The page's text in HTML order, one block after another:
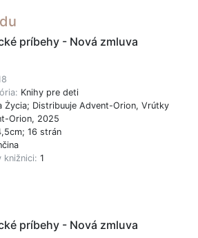
príbehy - Nová zmluva
Knihy pre deti
Życia; Distribuuje Advent-Orion, Vrútky
Orion, 2025
16 strán
knižnici: 1
príbehy - Nová zmluva